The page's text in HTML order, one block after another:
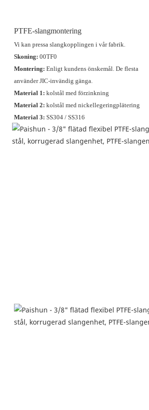
PTFE-slangmontering
Vi kan pressa slangkopplingen i vår fabrik.
Skoning: 00TF0
Montering: Enligt kundens önskemål. De flesta
använder JIC-invändig gänga.
Material 1: kolstål med förzinkning
Material 2: kolstål med nickellegeringplätering
Material 3: SS304 / SS316